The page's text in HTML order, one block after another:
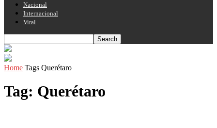
Nacional
Internacional
Viral
Home Tags Querétaro
Tag: Querétaro